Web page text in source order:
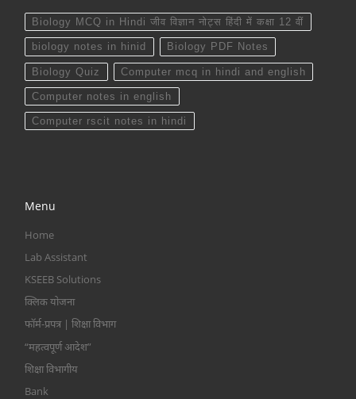
Biology MCQ in Hindi जीव विज्ञान नोट्स हिंदी में कक्षा 12 वीं
biology notes in hinid Biology PDF Notes
Biology Quiz Computer mcq in hindi and english
Computer notes in english
Computer rscit notes in hindi
Menu
Home
Lab Assistant
KSEEB Solutions
क्लिक योजना
फॉर्म-प्रपत्र | शिक्षा विभाग
“महत्वपूर्ण आदेश”
शिक्षा विभागीय
Bank